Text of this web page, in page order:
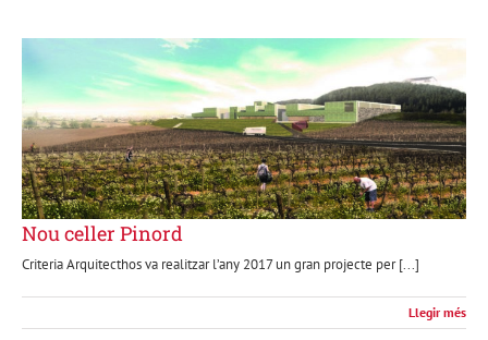
Nou celler Pinord
Criteria Arquitecthos va realitzar l’any 2017 un gran projecte per [...]
Llegir més